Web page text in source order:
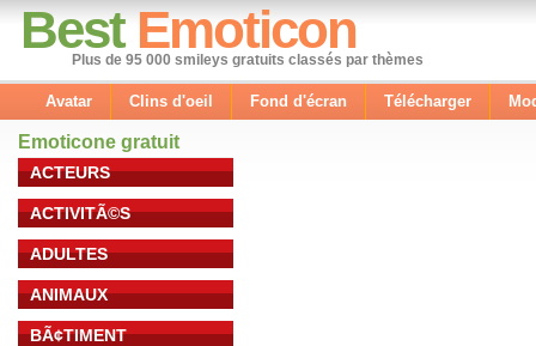
Best Emoticon
Plus de 95 000 smileys gratuits classés par thèmes
Avatar Clins d'oeil Fond d'écran Télécharger
Emoticone gratuit
ACTEURS
ACTIVITÃ©S
ADULTES
ANIMAUX
BÃ¢TIMENT